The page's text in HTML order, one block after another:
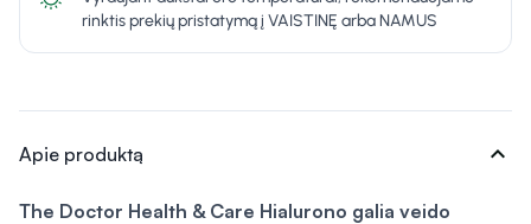
rinktis prekių pristatymą į VAISTINĘ arba NAMUS
Apie produktą expand_more
The Doctor Health & Care Hialurono galia veido